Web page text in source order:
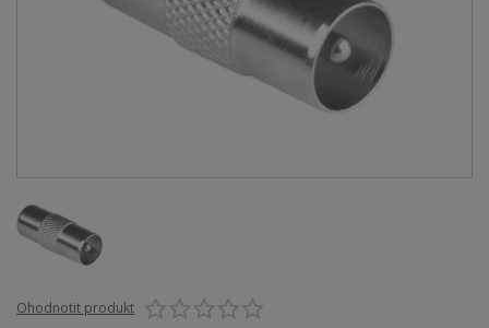
Ohodnotit produkt